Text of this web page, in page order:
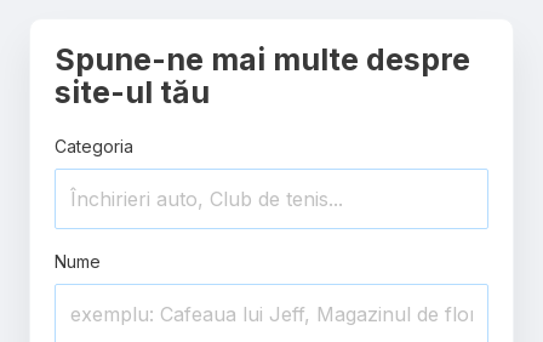
Spune-ne mai multe despre
site-ul tău
Categoria
Nume